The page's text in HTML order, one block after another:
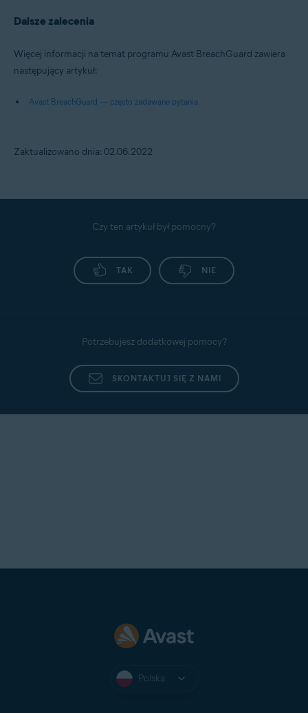
Dalsze zalecenia
Więcej informacji na temat programu Avast BreachGuard zawiera
następujący artykuł:
Avast BreachGuard — często zadawane pytania
Zaktualizowano dnia: 02.06.2022
Czy ten artykuł był pomocny?
TAK NIE
Potrzebujesz dodatkowej pomocy?
SKONTAKTUJ SIĘ Z NAMI
Polska